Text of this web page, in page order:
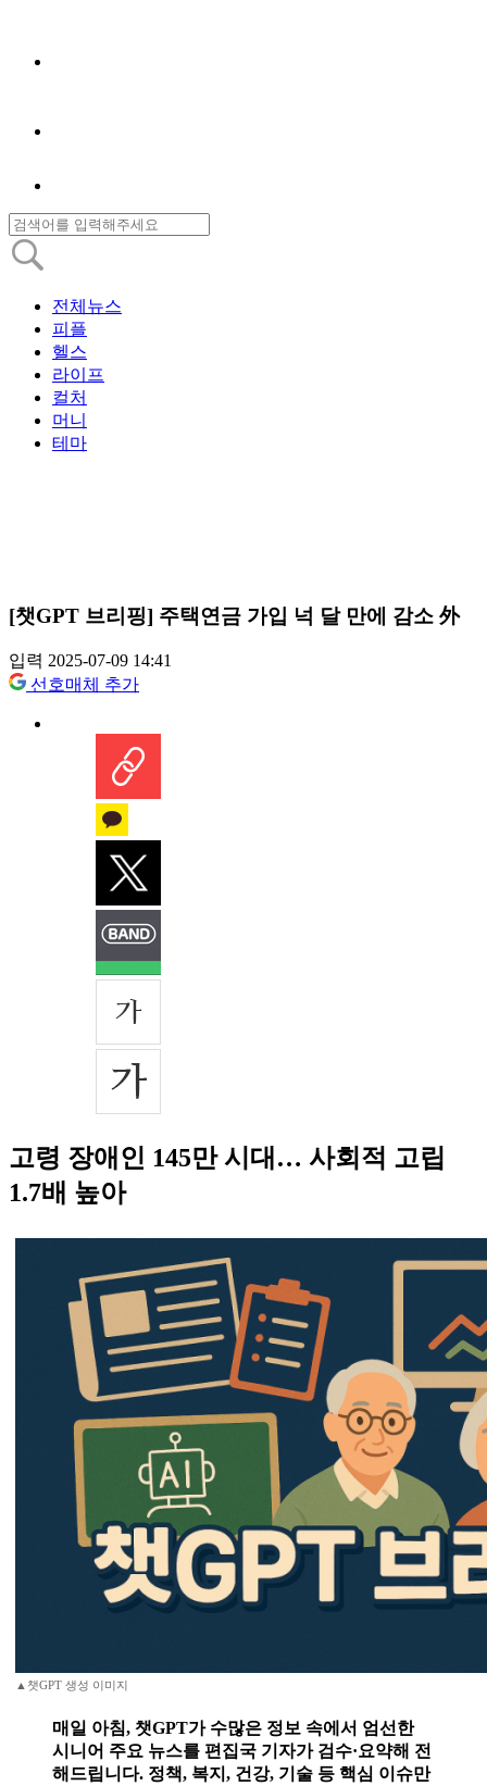
전체뉴스
피플
헬스
라이프
컬처
머니
테마
[챗GPT 브리핑] 주택연금 가입 넉 달 만에 감소 外
입력 2025-07-09 14:41
선호매체 추가
고령 장애인 145만 시대… 사회적 고립
1.7배 높아
▲챗GPT 생성 이미지
매일 아침, 챗GPT가 수많은 정보 속에서 엄선한
시니어 주요 뉴스를 편집국 기자가 검수·요약해 전
해드립니다. 정책, 복지, 건강, 기술 등 핵심 이슈만